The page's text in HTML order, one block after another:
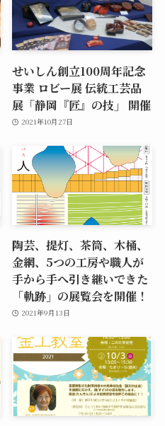
せいしん創立100周年記念
事業 ロビー展 伝統工芸品
展「静岡『匠』の技」 開催
2021年10月27日
陶芸、提灯、茶筒、木桶、
金網、5つの工房や職人が
手から手へ引き継いできた
「軌跡」の展覧会を開催！
2021年9月13日